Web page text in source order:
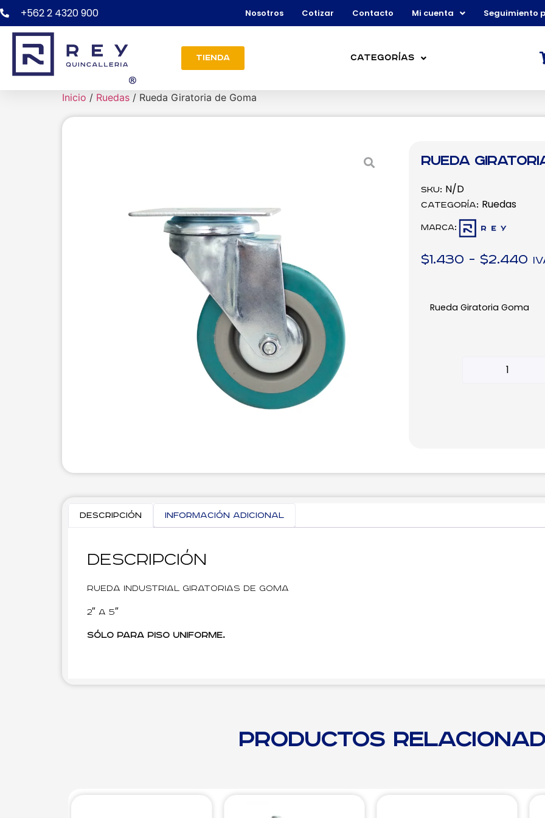
+562 2 4320 900 Nosotros Cotizar Contacto Mi cuenta Seguimiento
Tienda Categorías
Inicio / Ruedas / Rueda Giratoria de Goma
Rueda
SKU: N/D
Categoría: Ruedas
Marca:
$1.430 - $2.440
Rueda Giratoria Goma
Descripción Información adicional
Descripción
Rueda Industrial Giratorias de Goma
2″ a 5″
Sólo para piso uniforme.
Productos